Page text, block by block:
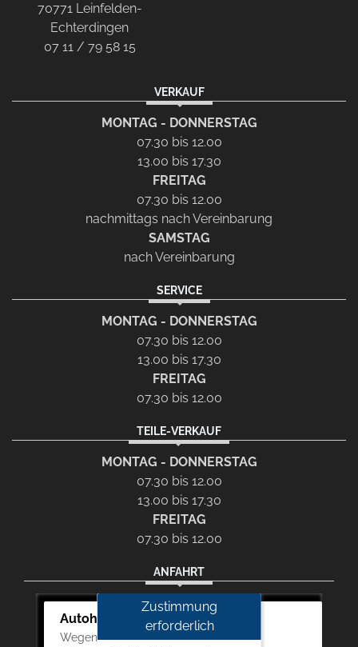
70771 Leinfelden-
Echterdingen
07 11 / 79 58 15
VERKAUF
MONTAG - DONNERSTAG
07.30 bis 12.00
13.00 bis 17.30
FREITAG
07.30 bis 12.00
nachmittags nach Vereinbarung
SAMSTAG
nach Vereinbarung
SERVICE
MONTAG - DONNERSTAG
07.30 bis 12.00
13.00 bis 17.30
FREITAG
07.30 bis 12.00
TEILE-VERKAUF
MONTAG - DONNERSTAG
07.30 bis 12.00
13.00 bis 17.30
FREITAG
07.30 bis 12.00
ANFAHRT
Autohaus Auch-Schwarz
Wegenerstrasse 17, 70771 Leinfelden-
Zustimmung
erforderlich